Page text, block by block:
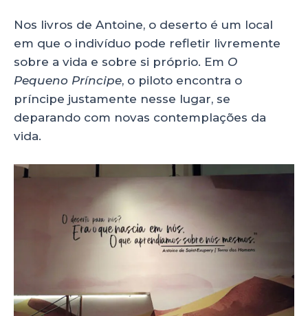
Nos livros de Antoine, o deserto é um local
em que o indivíduo pode refletir livremente
sobre a vida e sobre si próprio. Em O
Pequeno Príncipe, o piloto encontra o
príncipe justamente nesse lugar, se
deparando com novas contemplações da
vida.